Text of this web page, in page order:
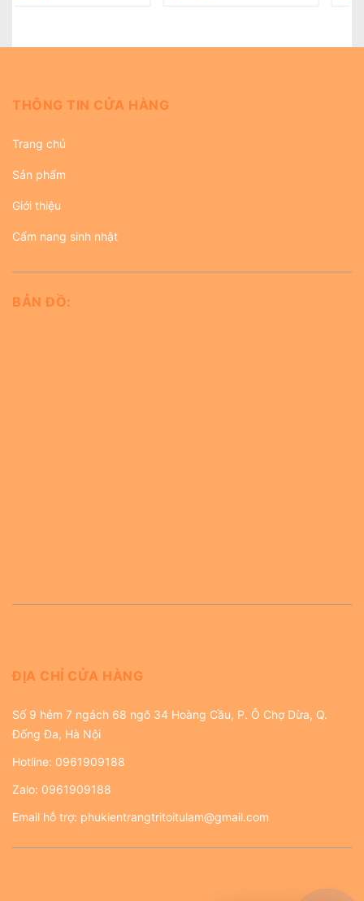
THÔNG TIN CỬA HÀNG
Trang chủ
Sản phẩm
Giới thiệu
Cẩm nang sinh nhật
BẢN ĐỒ:
ĐỊA CHỈ CỬA HÀNG
Số 9 hẻm 7 ngách 68 ngõ 34 Hoàng Cầu, P. Ô Chợ Dừa, Q.
Đống Đa, Hà Nội
Hotline: 0961909188
Zalo: 0961909188
Email hỗ trợ: phukientrangtritoitulam@gmail.com